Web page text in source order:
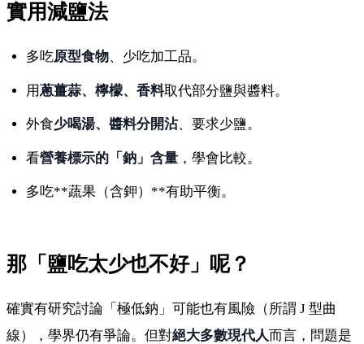
實用減鹽法
多吃原型食物、少吃加工品。
用蔥薑蒜、檸檬、香料取代部分鹽與醬料。
外食少喝湯、醬料分開沾、要求少鹽。
看營養標示的「鈉」含量 ，學會比較。
多吃**蔬果（含鉀）**有助平衡。
那「鹽吃太少也不好」呢？
確實有研究討論「極低鈉」可能也有風險（所謂 J 型曲
線），學界仍有爭論。但對絕大多數現代人而言，問題是